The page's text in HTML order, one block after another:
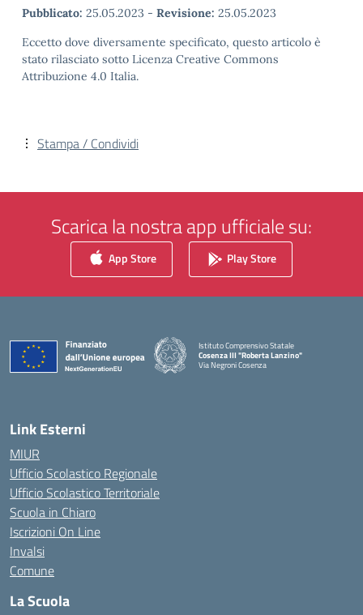
Pubblicato: 25.05.2023 - Revisione: 25.05.2023
Eccetto dove diversamente specificato, questo articolo è
stato rilasciato sotto Licenza Creative Commons
Attribuzione 4.0 Italia.
Stampa / Condividi
Scarica la nostra app ufficiale su:
App Store Play Store
Istituto Comprensivo Statale
Cosenza III "Roberta Lanzino"
Via Negroni Cosenza
— Visita la pagina iniziale della scuola
Link Esterni
MIUR
Ufficio Scolastico Regionale
Ufficio Scolastico Territoriale
Scuola in Chiaro
Iscrizioni On Line
Invalsi
Comune
La Scuola